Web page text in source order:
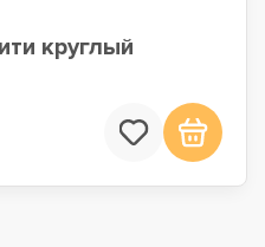
круглый